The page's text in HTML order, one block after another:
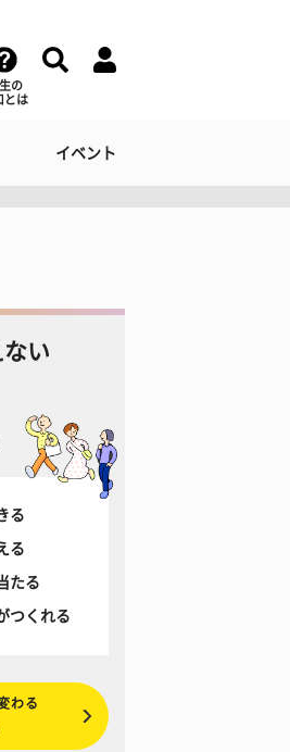
の
とは
イベント
い
る
る
たる
つくれる
わる